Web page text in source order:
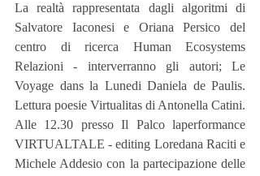
La realtà rappresentata dagli algoritmi di
Salvatore Iaconesi e Oriana Persico del
centro di ricerca Human Ecosystems
Relazioni - interverranno gli autori; Le
Voyage dans la Lunedi Daniela de Paulis.
Lettura poesie Virtualitas di Antonella Catini.
Alle 12.30 presso Il Palco laperformance
VIRTUALTALE - editing Loredana Raciti e
Michele Addesio con la partecipazione delle